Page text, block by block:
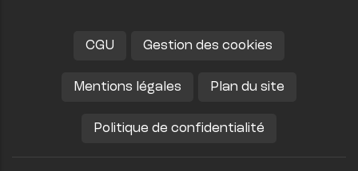
CGU Gestion des cookies
Mentions légales Plan du site
Politique de confidentialité